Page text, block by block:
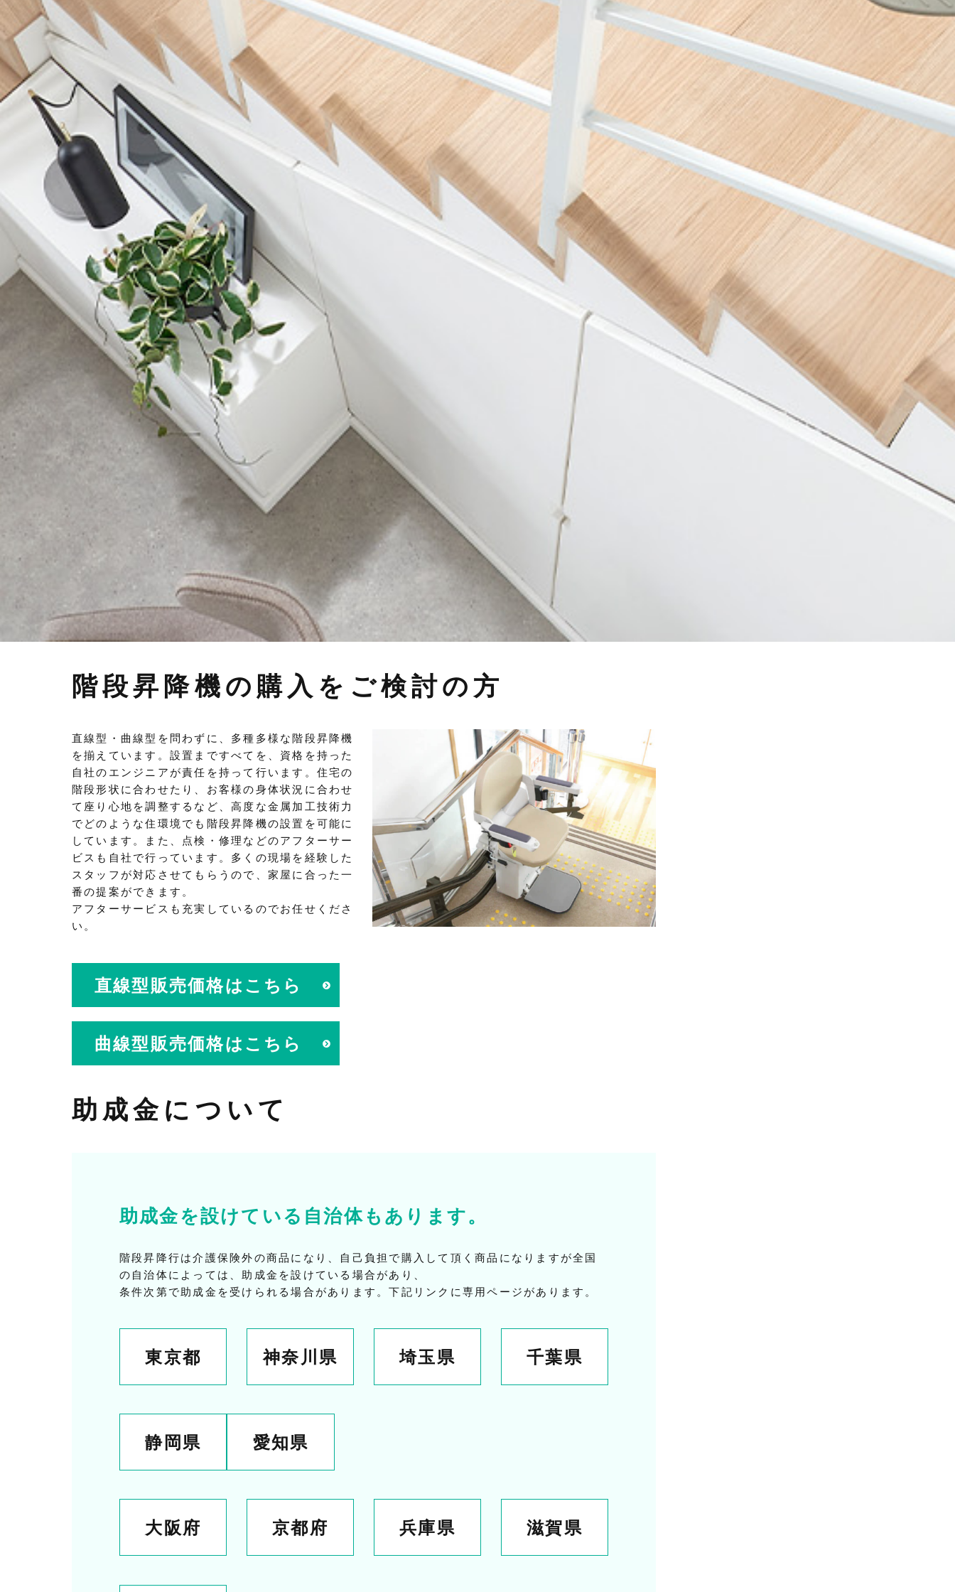
階段昇降機の購入をご検討の方
直線型・曲線型を問わずに、多種多様な階段昇降機
を揃えています。設置まですべてを、資格を持った
自社のエンジニアが責任を持って行います。住宅の
階段形状に合わせたり、お客様の身体状況に合わせ
て座り心地を調整するなど、高度な金属加工技術力
でどのような住環境でも階段昇降機の設置を可能に
しています。また、点検・修理などのアフターサー
ビスも自社で行っています。多くの現場を経験した
スタッフが対応させてもらうので、家屋に合った一
番の提案ができます。
アフターサービスも充実しているのでお任せくださ
い。
直線型販売価格はこちら
曲線型販売価格はこちら
助成金について
助成金を設けている自治体もあります。
階段昇降行は介護保険外の商品になり、自己負担で購入して頂く商品になりますが全国
の自治体によっては、助成金を設けている場合があり、
条件次第で助成金を受けられる場合があります。下記リンクに専用ページがあります。
東京都 神奈川県 埼玉県 千葉県
静岡県 愛知県
大阪府 京都府 兵庫県 滋賀県